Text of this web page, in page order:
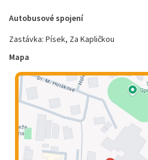
Autobusové spojení
Zastávka: Písek, Za Kapličkou
Mapa